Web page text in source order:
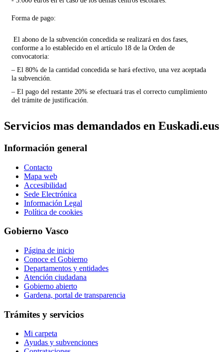
Forma de pago:
El abono de la subvención concedida se realizará en dos fases,
conforme a lo establecido en el artículo 18 de la Orden de
convocatoria:
– El 80% de la cantidad concedida se hará efectivo, una vez aceptada
la subvención.
– El pago del restante 20% se efectuará tras el correcto cumplimiento
del trámite de justificación.
Servicios mas demandados en Euskadi.eus
Información general
Contacto
Mapa web
Accesibilidad
Sede Electrónica
Información Legal
Política de cookies
Gobierno Vasco
Página de inicio
Conoce el Gobierno
Departamentos y entidades
Atención ciudadana
Gobierno abierto
Gardena, portal de transparencia
Trámites y servicios
Mi carpeta
Ayudas y subvenciones